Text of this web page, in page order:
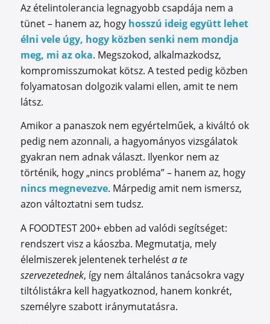
Az ételintolerancia legnagyobb csapdája nem a
tünet – hanem az, hogy hosszú ideig együtt lehet
élni vele úgy, hogy közben senki nem mondja
meg, mi az oka. Megszokod, alkalmazkodsz,
kompromisszumokat kötsz. A tested pedig közben
folyamatosan dolgozik valami ellen, amit te nem
látsz.
Amikor a panaszok nem egyértelműek, a kiváltó ok
pedig nem azonnali, a hagyományos vizsgálatok
gyakran nem adnak választ. Ilyenkor nem az
történik, hogy „nincs probléma” – hanem az, hogy
nincs megnevezve. Márpedig amit nem ismersz,
azon változtatni sem tudsz.
A FOODTEST 200+ ebben ad valódi segítséget:
rendszert visz a káoszba. Megmutatja, mely
élelmiszerek jelentenek terhelésta te
szervezetednek, így nem általános tanácsokra vagy
tiltólistákra kell hagyatkoznod, hanem konkrét,
személyre szabott iránymutatásra.